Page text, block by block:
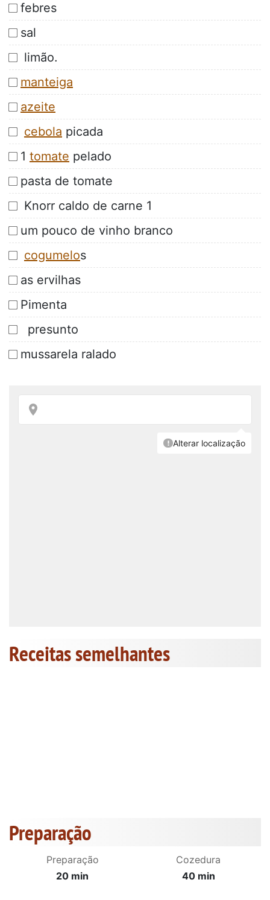
febres
sal
limão.
manteiga
azeite
cebola picada
1 tomate pelado
pasta de tomate
Knorr caldo de carne 1
um pouco de vinho branco
cogumelos
as ervilhas
Pimenta
presunto
mussarela ralado
Receitas semelhantes
Preparação
Preparação
20 min
Cozedura
40 min